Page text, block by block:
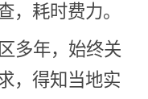
，耗时费力。
多年，始终关
，得知当地实